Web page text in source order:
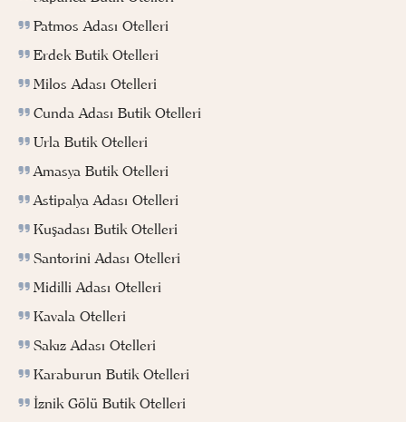
Patmos Adası Otelleri
Erdek Butik Otelleri
Milos Adası Otelleri
Cunda Adası Butik Otelleri
Urla Butik Otelleri
Amasya Butik Otelleri
Astipalya Adası Otelleri
Kuşadası Butik Otelleri
Santorini Adası Otelleri
Midilli Adası Otelleri
Kavala Otelleri
Sakız Adası Otelleri
Karaburun Butik Otelleri
İznik Gölü Butik Otelleri